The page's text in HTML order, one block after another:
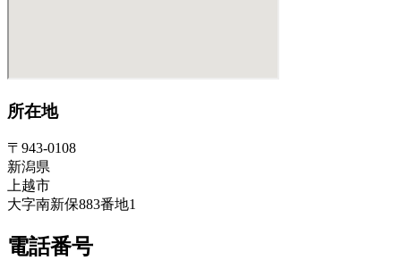
所在地
〒943-0108
新潟県
上越市
大字南新保883番地1
電話番号